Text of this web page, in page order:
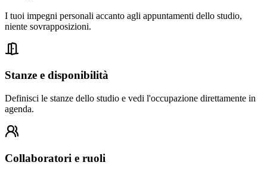
I tuoi impegni personali accanto agli appuntamenti dello studio,
niente sovrapposizioni.
Stanze e disponibilità
Definisci le stanze dello studio e vedi l'occupazione direttamente in
agenda.
Collaboratori e ruoli